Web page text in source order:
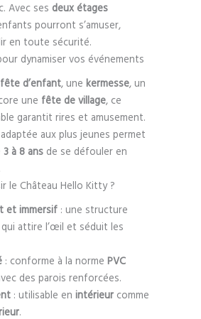
Avec ses deux étages
pourront s’amuser,
en toute sécurité.
dynamiser vos événements
fête d’enfant, une kermesse, un
une fête de village, ce
garantit rires et amusement.
aux plus jeunes permet
3 à 8 ans de se défouler en
le Château Hello Kitty ?
et immersif: une structure
attire l’œil et séduit les
: conforme à la norme PVC
des parois renforcées.
: utilisable en intérieurcomme
.